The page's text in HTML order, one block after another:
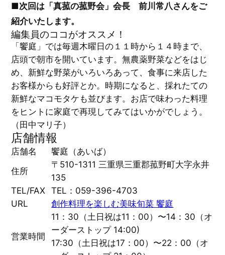
■次回は「真菰の菰野会」会長 前川常八さんをご
紹介いたします。
編集員のココがオススメ！
「饗庭」では毎週木曜日の１１時から１４時まで、
店頭で朝市を開いています。無農薬野菜などをはじ
め、新鮮な野菜がいろいろあって、食事に来店した
お客様からも好評とか。時期になると、採れたての
新鮮なマコモタケも並びます。お店で味わった料理
をヒントに家庭で再現してみてはいかがでしょう。
（田中マリ子）
店舗情報
店舗名
饗庭（あいば）
住所
〒510-1311 三重県三重郡菰野町大字永井
135
TEL/FAX
TEL：059-396-4703
URL
創作料理を楽しむ美味旬菜 饗庭
営業時間
11：30（土日祝は11：00）〜14：30（オ
ーダーストップ 14:00)
17:30（土日祝は17：00）〜22：00（オ